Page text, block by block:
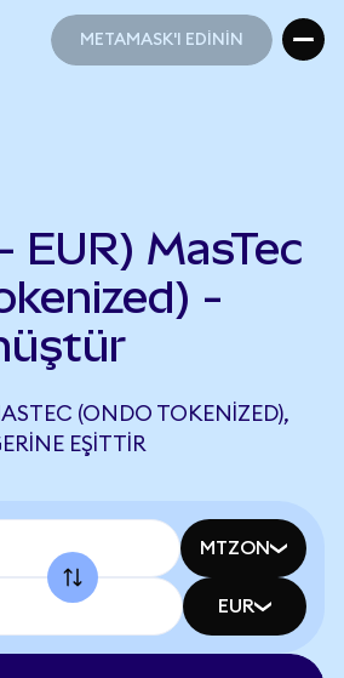
METAMASK'I EDİNİN
EUR) MasTec
-
(ONDO TOKENIZED),
EŞITTIR
MTZON
EUR